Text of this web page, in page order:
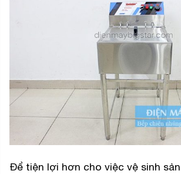
Để tiện lợi hơn cho việc vệ sinh